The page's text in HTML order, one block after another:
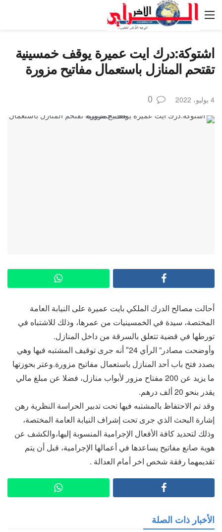
اشتوكة:درك ايت عميرة يوقف خمسينية
تقتحم المنازل باستعمال مفاتيح مزورة
4 يوليو، 2022 0
أحالت مصالح الدرك الملكي بايت عميرة على النيابة العامة
المختصة، سيدة في الخمسينيات من عمرها، وذلك للاشتباه في
تورطها في قضية تتعلق بالسرقة من داخل المنازل.
وأوضحت مصادر” الرأي 24″ أنه جرى توقيف المشتبه فيها وهي
بصدد فتح باب أحد المنازل باستعمال مفاتيح مزورة.وعتر بحوزتها
ما يزيد عن 200 مفتاح مزور لأبواب منازل، فضلا عن مبلغ مالي
يقدر بنحو 20 ألف درهم.
وقد تم الاحتفاظ بالمشتبه فيها تحت تدبير الحراسة النظرية رهن
إشارة البحث الذي جرى تحت إشراف النيابة العامة المختصة،
وذلك لتحديد كافة الأفعال الإجرامية المنسوبة إليها،والكشف عن
هوية صانع مفاتيح يساعدها في أعمالها الإجرامية، قبل أن يتم
تقديمهما رفقة شخص اخر أمام العدالة .
الأخبار ذات الصلة